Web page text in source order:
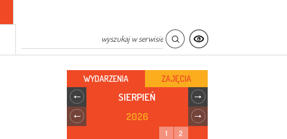
WYDARZENIA ZAJĘCIA
SIERPIEŃ
2026
1
2